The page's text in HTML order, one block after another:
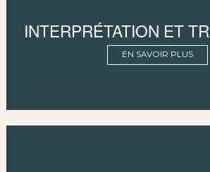
INTERPRÉTATION ET
EN SAVOIR PLUS